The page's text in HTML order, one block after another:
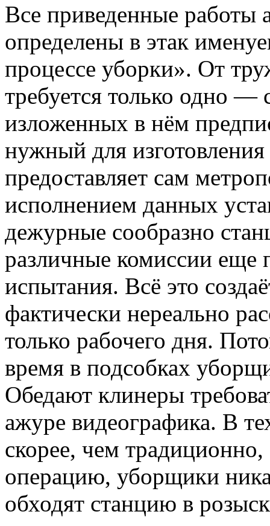
Все приведенные работы
определены в этак
процессе уборки». От
требуется только одно —
изложенных в нём
нужный для
предоставляет сам
исполнением данных
дежурные сообразно
различные комиссии еще
испытания. Всё это
фактически нереально
только рабочего дня.
время в подсобках
Обедают клинеры
ажуре видеографика. В
скорее, чем
операцию, уборщики
обходят станцию в